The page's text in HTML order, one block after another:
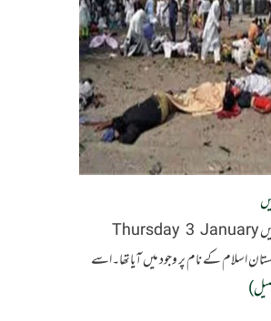
ہم اس دیش کے باسی ہیں Thursday 3 January
پاکستان اسلام کے نام پر وجود میں آیاتھا۔اسے